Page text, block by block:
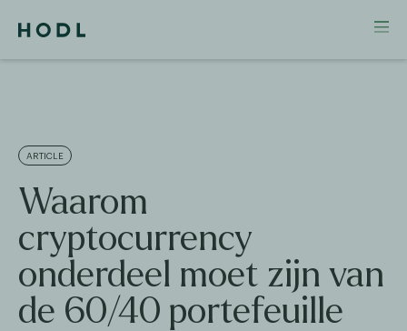
ARTICLE
Waarom
cryptocurrency
onderdeel moet zijn van
de 60/40 portefeuille